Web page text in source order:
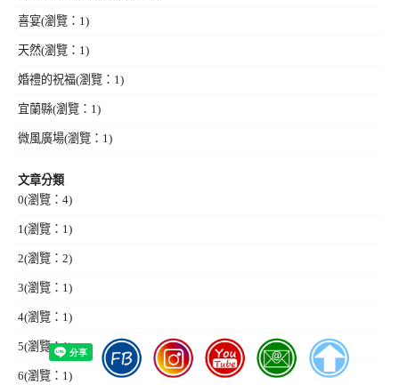
喜宴(瀏覽：1)
天然(瀏覽：1)
婚禮的祝福(瀏覽：1)
宜蘭縣(瀏覽：1)
微風廣場(瀏覽：1)
文章分類
0(瀏覽：4)
1 (瀏覽：1)
2(瀏覽：2)
3(瀏覽：1)
4(瀏覽：1)
5(瀏覽：1)
6(瀏覽：1)